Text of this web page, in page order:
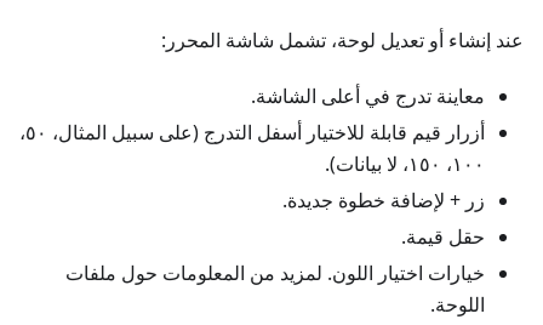
عند إنشاء أو تعديل لوحة، تشمل شاشة المحرر:
معاينة تدرج في أعلى الشاشة.
أزرار قيم قابلة للاختيار أسفل التدرج (على سبيل المثال، ٥٠،
١٠٠، ١٥٠، لا بيانات).
زر + لإضافة خطوة جديدة.
حقل قيمة.
خيارات اختيار اللون. لمزيد من المعلومات حول ملفات
اللوحة.